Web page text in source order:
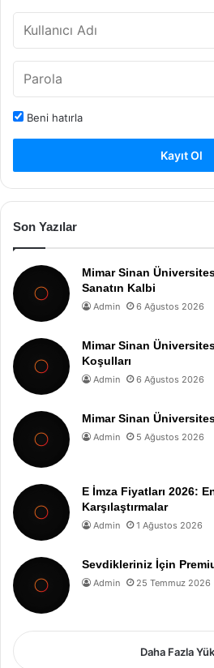
Beni hatırla
Kayıt Ol
Son Yazılar
Mimar Sinan
Sanatın Kalbi
Admin 6 Ağustos 2026
Mimar Sinan
Koşulları
Admin 6 Ağustos 2026
Mimar Sinan
Admin 5 Ağustos 2026
E İmza Fiyatları 2026:
Karşılaştırmalar
Admin 1 Ağustos 2026
Sevdikleriniz İçin
Admin 25 Temmuz 2026
Daha Fazla